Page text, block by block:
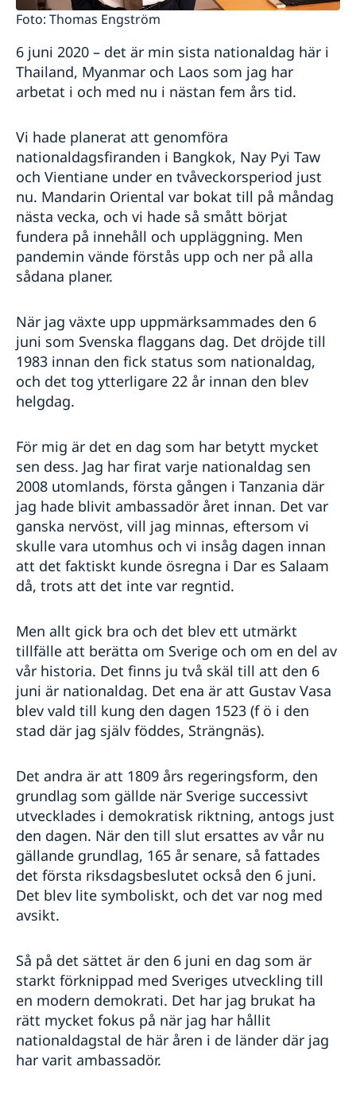
Foto: Thomas Engström
6 juni 2020 – det är min sista nationaldag här i
Thailand, Myanmar och Laos som jag har
arbetat i och med nu i nästan fem års tid.
Vi hade planerat att genomföra
nationaldagsfiranden i Bangkok, Nay Pyi Taw
och Vientiane under en tvåveckorsperiod just
nu. Mandarin Oriental var bokat till på måndag
nästa vecka, och vi hade så smått börjat
fundera på innehåll och uppläggning. Men
pandemin vände förstås upp och ner på alla
sådana planer.
När jag växte upp uppmärksammades den 6
juni som Svenska flaggans dag. Det dröjde till
1983 innan den fick status som nationaldag,
och det tog ytterligare 22 år innan den blev
helgdag.
För mig är det en dag som har betytt mycket
sen dess. Jag har firat varje nationaldag sen
2008 utomlands, första gången i Tanzania där
jag hade blivit ambassadör året innan. Det var
ganska nervöst, vill jag minnas, eftersom vi
skulle vara utomhus och vi insåg dagen innan
att det faktiskt kunde ösregna i Dar es Salaam
då, trots att det inte var regntid.
Men allt gick bra och det blev ett utmärkt
tillfälle att berätta om Sverige och om en del av
vår historia. Det finns ju två skäl till att den 6
juni är nationaldag. Det ena är att Gustav Vasa
blev vald till kung den dagen 1523 (f ö i den
stad där jag själv föddes, Strängnäs).
Det andra är att 1809 års regeringsform, den
grundlag som gällde när Sverige successivt
utvecklades i demokratisk riktning, antogs just
den dagen. När den till slut ersattes av vår nu
gällande grundlag, 165 år senare, så fattades
det första riksdagsbeslutet också den 6 juni.
Det blev lite symboliskt, och det var nog med
avsikt.
Så på det sättet är den 6 juni en dag som är
starkt förknippad med Sveriges utveckling till
en modern demokrati. Det har jag brukat ha
rätt mycket fokus på när jag har hållit
nationaldagstal de här åren i de länder där jag
har varit ambassadör.